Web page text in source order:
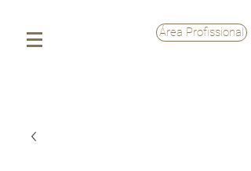
Área Profissional